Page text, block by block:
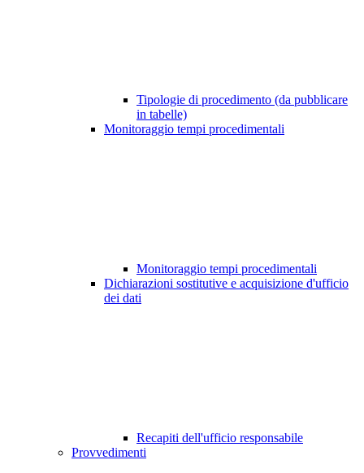
Tipologie di procedimento (da pubblicare
in tabelle)
Monitoraggio tempi procedimentali
Monitoraggio tempi procedimentali
Dichiarazioni sostitutive e acquisizione d'ufficio
dei dati
Recapiti dell'ufficio responsabile
Provvedimenti